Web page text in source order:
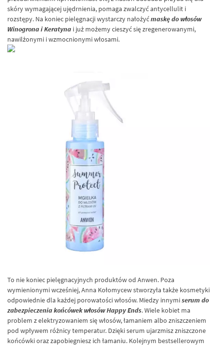
skóry wymagającej ujędrnienia, pomaga zwalczyć antycellulit i
rozstępy. Na koniec pielęgnacji wystarczy nałożyćmaskę do włosów
Winogrona i Keratyna i już możemy cieszyć się zregenerowanymi,
nawilżonymi i wzmocnionymi włosami.
To nie koniec pielęgnacyjnych produktów od Anwen. Poza
wymienionymi wcześniej, Anna Kołomycew stworzyła także kosmetyki
odpowiednie dla każdej porowatości włosów. Miedzy innymiserum do
zabezpieczenia końcówek włosów Happy Ends. Wiele kobiet ma
problem z elektryzowaniem się włosów, łamaniem albo zniszczeniem
pod wpływem różnicy temperatur. Dzięki serum ujarzmisz zniszczone
końcówki oraz zapobiegniesz ich łamaniu. Kolejnym bestsellerowym